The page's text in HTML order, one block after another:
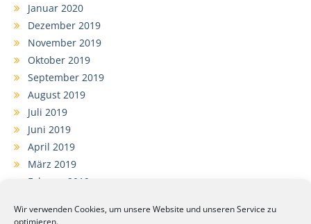
Wir verwenden Cookies, um unsere Website und unseren Service zu
optimieren.
Januar 2020
Dezember 2019
November 2019
Oktober 2019
September 2019
August 2019
Juli 2019
Juni 2019
April 2019
März 2019
Februar 2019
Dezember 2018